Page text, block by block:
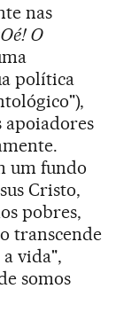
nas
O
política
apoiadores
um fundo
Cristo,
pobres,
transcende
vida",
somos